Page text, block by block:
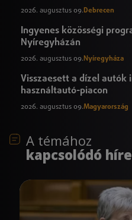
2026. augusztus 09.Debrecen
Ingyenes közösségi
Nyíregyházán
2026. augusztus 09. Nyíregyháza
Visszaesett a dízel autók
használtautó-piacon
2026. augusztus 09.Magyarország
A témához
kapcsolódó